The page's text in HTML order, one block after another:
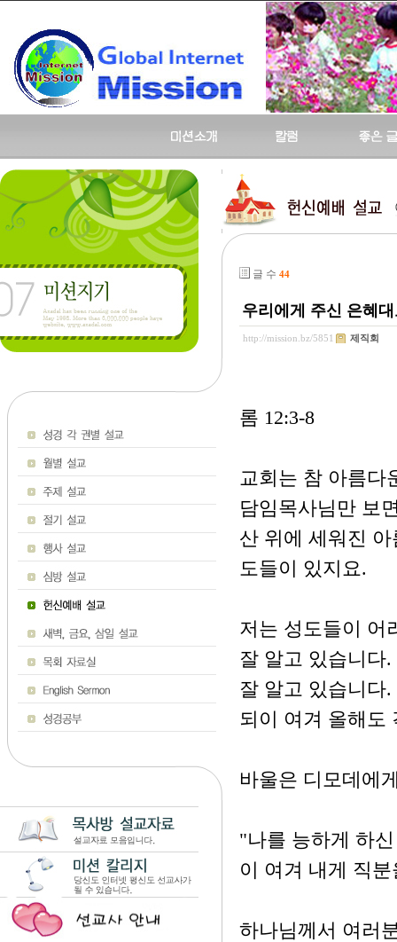
글 수 44
우리에게 주신 은혜
http://mission.bz/5851 제직회
롬 12:3-8
교회는 참 아름다
담임목사님만 보
산 위에 세워진
도들이 있지요.
저는 성도들이 어
잘 알고 있습니다
잘 알고 있습니다
되이 여겨 올해도
바울은 디모데에
"나를 능하게 하
이 여겨 내게 직
하나님께서 여러